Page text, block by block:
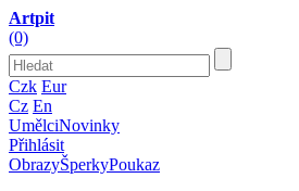
Artpit
(0)
Czk Eur
Cz En
UmělciNovinky
Přihlásit
ObrazyŠperkyPoukaz